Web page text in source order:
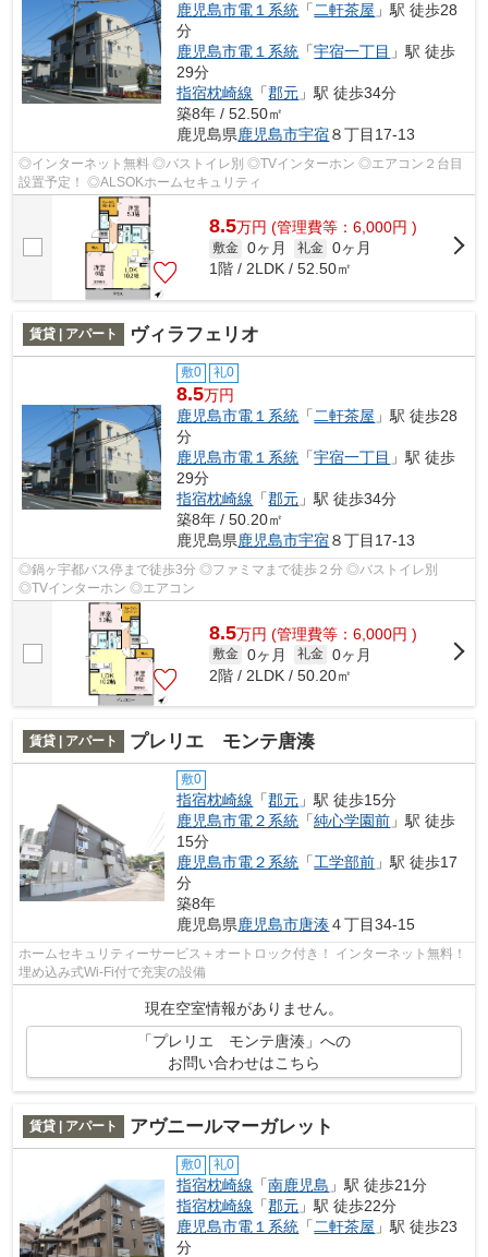
鹿児島市電１系統 「二軒茶屋 」駅 徒歩28
分
鹿児島市電１系統 「宇宿一丁目 」駅 徒歩
29分
指宿枕崎線 「郡元 」駅 徒歩34分
築8年 / 52.50㎡
鹿児島県鹿児島市宇宿８丁目17-13
◎インターネット無料 ◎バストイレ別 ◎TVインターホン ◎エアコン２台目
設置予定！ ◎ALSOKホームセキュリティ
8.5万円 (管理費等：6,000円 )
敷金 0ヶ月 礼金 0ヶ月
1階 / 2LDK / 52.50㎡
賃貸 | アパート ヴィラフェリオ
敷0 礼0
8.5万円
鹿児島市電１系統 「二軒茶屋 」駅 徒歩28
分
鹿児島市電１系統 「宇宿一丁目 」駅 徒歩
29分
指宿枕崎線 「郡元 」駅 徒歩34分
築8年 / 50.20㎡
鹿児島県鹿児島市宇宿８丁目17-13
◎鍋ヶ宇都バス停まで徒歩3分 ◎ファミマまで徒歩２分 ◎バストイレ別
◎TVインターホン ◎エアコン
8.5万円 (管理費等：6,000円 )
敷金 0ヶ月 礼金 0ヶ月
2階 / 2LDK / 50.20㎡
賃貸 | アパート プレリエ モンテ唐湊
敷0
指宿枕崎線 「郡元 」駅 徒歩15分
鹿児島市電２系統 「純心学園前 」駅 徒歩
15分
鹿児島市電２系統 「工学部前 」駅 徒歩17
分
築8年
鹿児島県鹿児島市唐湊４丁目34-15
ホームセキュリティーサービス＋オートロック付き！ インターネット無料！
埋め込み式Wi-Fi付で充実の設備
現在空室情報がありません。
「プレリエ モンテ唐湊」への
お問い合わせはこちら
賃貸 | アパート アヴニールマーガレット
敷0 礼0
指宿枕崎線 「南鹿児島 」駅 徒歩21分
指宿枕崎線 「郡元 」駅 徒歩22分
鹿児島市電１系統 「 二軒茶屋 」駅 徒歩23
分